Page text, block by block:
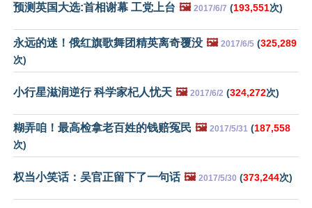
预测英国大选:首相谢幕 工党上台 🖼️ 2017/6/7 (193,551次)
永远的迷！俄红旗歌舞团精英离奇覆没 🖼️ 2017/6/5 (325,289
次)
小行星滋润逆行 科学家杞人忧天 🖼️ 2017/6/2 (324,272次)
糊弄咱！最高检拿老百姓的钱赔冤民 🖼️ 2017/5/31 (187,558
次)
权当小笑话：吴官正留下了一句话 🖼️ 2017/5/30 (373,244次)